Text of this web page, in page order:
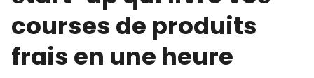
courses de produits
frais en une heure